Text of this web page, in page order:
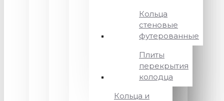
Кольца
стеновые
футерованные
Плиты
перекрытия
колодца
Кольца и